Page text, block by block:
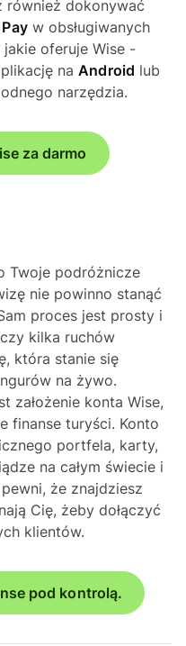
również dokonywać
w obsługiwanych
oferuje Wise -
na Android lub
narzędzia.
za darmo
Twoje podróżnicze
nie powinno stanąć
proces jest prosty i
kilka ruchów
która stanie się
na żywo.
założenie konta Wise,
finanse turyści. Konto
portfela, karty,
na całym świecie i
że znajdziesz
Cię, żeby dołączyć
klientów.
pod kontrolą.